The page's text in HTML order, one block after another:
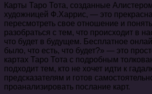
Карты Таро Тота, созданные
художницей Ф.Харрис, — это
пересмотреть свое отношение и
разобраться с тем, что происходит в
что будет в будущем. Бесплатное
было, что есть, что будет?» — это
картах Таро Тота с подробным
подходит тем, кто не хочет идти к
предсказателям и готов
проанализировать послание карт.